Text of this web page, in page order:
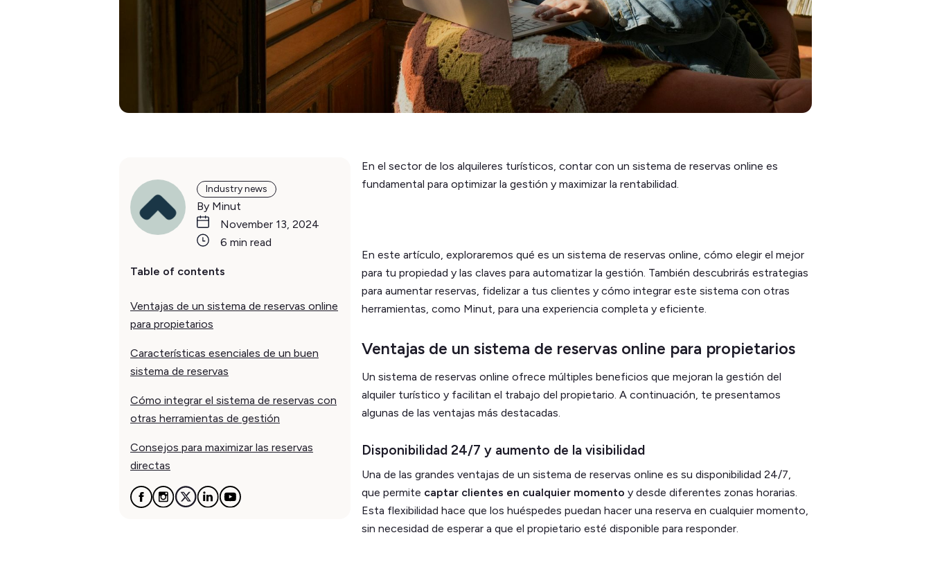
Industry news
By Minut
November 13, 2024
6 min read
Table of contents
Ventajas de un sistema de reservas online
para propietarios
Características esenciales de un buen
sistema de reservas
Cómo integrar el sistema de reservas con
otras herramientas de gestión
Consejos para maximizar las reservas
directas
En el sector de los alquileres turísticos, contar con un sistema de reservas online es
fundamental para optimizar la gestión y maximizar la rentabilidad.
En este artículo, exploraremos qué es un sistema de reservas online, cómo elegir el mejor
para tu propiedad y las claves para automatizar la gestión. También descubrirás estrategias
para aumentar reservas, fidelizar a tus clientes y cómo integrar este sistema con otras
herramientas, como Minut, para una experiencia completa y eficiente.
Ventajas de un sistema de reservas online para propietarios
Un sistema de reservas online ofrece múltiples beneficios que mejoran la gestión del
alquiler turístico y facilitan el trabajo del propietario. A continuación, te presentamos
algunas de las ventajas más destacadas.
Disponibilidad 24/7 y aumento de la visibilidad
Una de las grandes ventajas de un sistema de reservas online es su disponibilidad 24/7,
que permite captar clientes en cualquier momento y desde diferentes zonas horarias.
Esta flexibilidad hace que los huéspedes puedan hacer una reserva en cualquier momento,
sin necesidad de esperar a que el propietario esté disponible para responder.